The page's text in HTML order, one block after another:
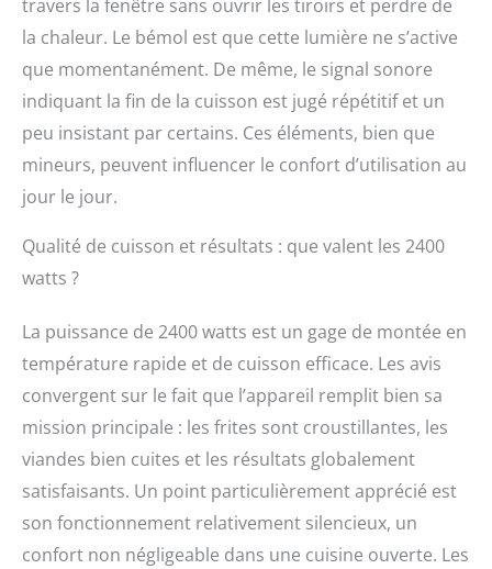
travers la fenêtre sans ouvrir les tiroirs et perdre de
la chaleur. Le bémol est que cette lumière ne s’active
que momentanément. De même, le signal sonore
indiquant la fin de la cuisson est jugé répétitif et un
peu insistant par certains. Ces éléments, bien que
mineurs, peuvent influencer le confort d’utilisation au
jour le jour.
Qualité de cuisson et résultats : que valent les 2400
watts ?
La puissance de 2400 watts est un gage de montée en
température rapide et de cuisson efficace. Les avis
convergent sur le fait que l’appareil remplit bien sa
mission principale : les frites sont croustillantes, les
viandes bien cuites et les résultats globalement
satisfaisants. Un point particulièrement apprécié est
son fonctionnement relativement silencieux, un
confort non négligeable dans une cuisine ouverte. Les